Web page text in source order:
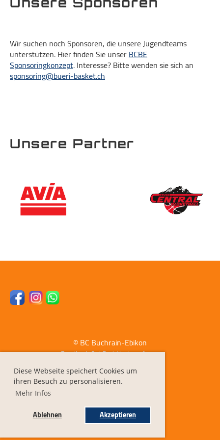
Diese Webseite speichert Cookies um
ihren Besuch zu personalisieren.
Mehr Infos
Ablehnen Akzeptieren
Unsere Sponsoren
Wir suchen noch Sponsoren, die unsere Jugendteams
unterstützen. Hier finden Sie unserBCBE
Sponsoringkonzept. Interesse? Bitte wenden sie sich an
sponsoring@bueri-basket.ch
Unsere Partner
© BC Buchrain-Ebikon
Erstellt mit ClubDesk Vereinssoftware
Datenschutz